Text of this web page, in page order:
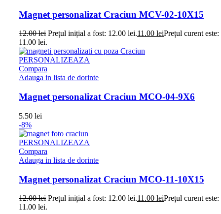
Magnet personalizat Craciun MCV-02-10X15
12.00lei Prețul inițial a fost: 12.00 lei.11.00 leiPrețul curent este:
11.00 lei.
PERSONALIZEAZA
Compara
Adauga in lista de dorinte
Magnet personalizat Craciun MCO-04-9X6
5.50 lei
-8%
PERSONALIZEAZA
Compara
Adauga in lista de dorinte
Magnet personalizat Craciun MCO-11-10X15
12.00lei Prețul inițial a fost: 12.00 lei.11.00 leiPrețul curent este:
11.00 lei.